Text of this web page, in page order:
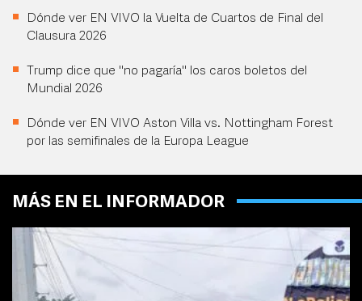
Dónde ver EN VIVO la Vuelta de Cuartos de Final del
Clausura 2026
Trump dice que "no pagaría" los caros boletos del
Mundial 2026
Dónde ver EN VIVO Aston Villa vs. Nottingham Forest
por las semifinales de la Europa League
MÁS EN EL INFORMADOR